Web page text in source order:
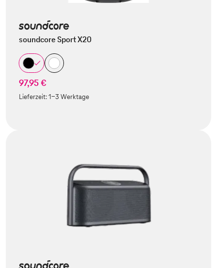
soundcore Sport X20
97,95 €
Lieferzeit:1-3 Werktage